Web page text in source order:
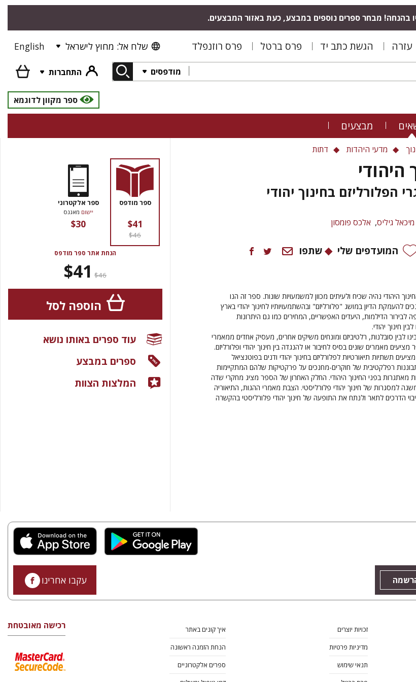
בהנחה! מבחר ספרים נוספים במבצע, כעת באזור המבצעים.
עזרה הגשת כתב יד פרס ברטל פרס רוזנפלד שלח אל: מחוץ לישראל English
מודפסים
התחברות
ספר מקוון לדוגמא
מבצעים
מדעי היהדות דתות
היהודי
הפלורליזם בחינוך יהודי
מיכאל גיליס אלכס פומסון
המועדפים שלי שתפו
היהודי נהיה שכיח ולעיתים מכוון למשמעויות שונות. ספר זה הנו
להעמקת הדיון במושג "פלורליזם" ובהשתמעויותיו לחינוך יהודי בארץ
הדילמות, היעדים האפשריים, המחירים כמו גם היתרונות
חינוך יהודי.
לבין סובלנות, רלטיביזם ומונחים משיקים אחרים, מעסיק אחדים ממאמרי
מאמרים שונים בסיס לחיבור או להנגדה בין חינוך יהודי ופלורליזם.
תשתיות תיאורטיות לפלורליזם בחינוך יהודי ודנים בפוטנציאל
רפלקטיבית של חוקרים-מחנכים על פרקטיקות שלהם המתקיימות
מאתגרות בפני החינוך היהודי. החלק האחרון של הספר מציג מחקרי שדה
למסגרות של חינוך יהודי פלורליסטי. הצבת מאמרי ההגות, התיאוריה
הדרכים לתאר ולנתח את התופעה של חינוך יהודי פלורליסטי בהקשרה
ספר מודפס
$41
$46
ספר אלקטרוני
יישום מאגנס
$30
הנחת אתר ספר מודפס
$46
$41
הוספה לסל
עוד ספרים באותו נושא
ספרים במבצע
המלצות הצוות
עקבו אחרינו
זכויות יוצרים
מדיניות פרטיות
תנאי שימוש
איך קונים באתר
הנחת הזמנה ראשונה
ספרים אלקטרוניים
רכישה מאובטחת